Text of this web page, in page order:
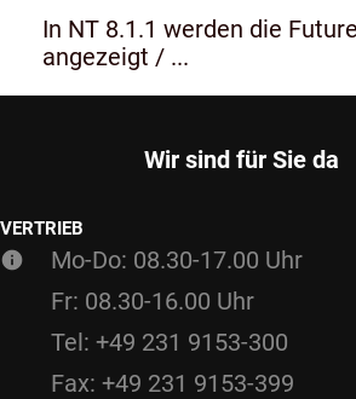
In NT 8.1.1 werden die
angezeigt / ...
Wir sind für Sie da
VERTRIEB
Mo-Do: 08.30-17.00 Uhr
Fr: 08.30-16.00 Uhr
Tel: +49 231 9153-300
Fax: +49 231 9153-399